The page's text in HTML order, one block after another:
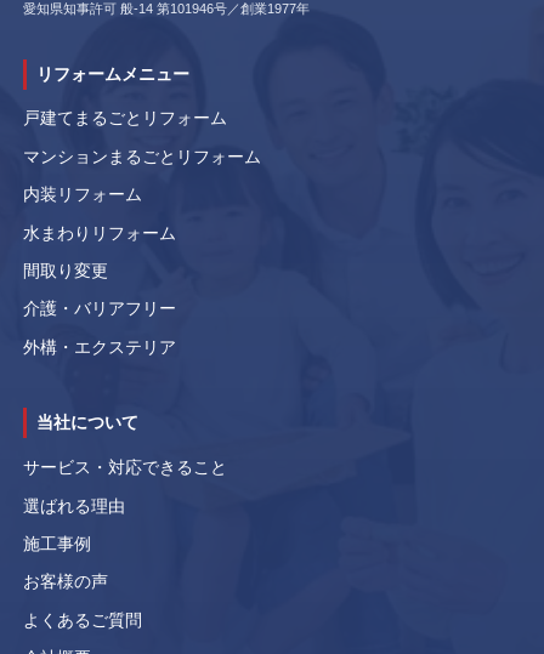
愛知県知事許可 般-14 第101946号／創業1977年
リフォームメニュー
戸建てまるごとリフォーム
マンションまるごとリフォーム
内装リフォーム
水まわりリフォーム
間取り変更
介護・バリアフリー
外構・エクステリア
当社について
サービス・対応できること
選ばれる理由
施工事例
お客様の声
よくあるご質問